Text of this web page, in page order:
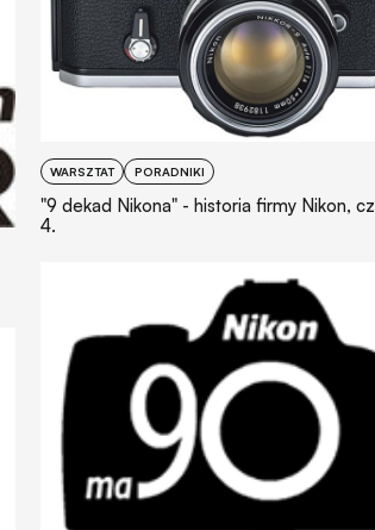
WARSZTAT PORADNIKI
"9 dekad Nikona" - historia firmy Nikon,
4.